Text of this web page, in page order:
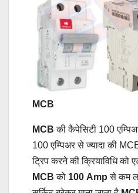
MCB
MCB की कैपेसिटी 100
100 एम्पिअर से ज्यादा की
ट्रिप करने की क्रियाविधि
MCB को 100 Amp से कम